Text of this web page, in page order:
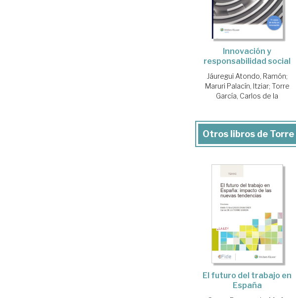
Innovación y
responsabilidad social
Jáuregui Atondo, Ramón;
Maruri Palacín, Itziar; Torre
García, Carlos de la
Otros libros de Torre
El futuro del trabajo en
España